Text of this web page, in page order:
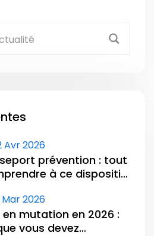
Avr 2026
prévention : tout
à ce dispositif
Mar 2026
en mutation en 2026 :
vous devez